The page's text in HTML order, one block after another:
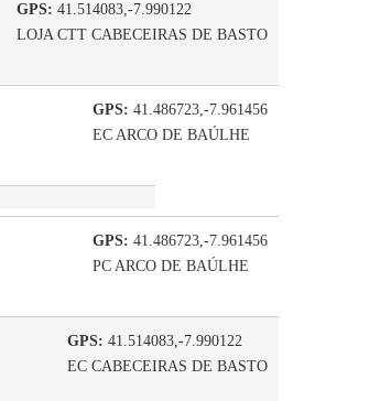
GPS: 41.514083,-7.990122
LOJA CTT CABECEIRAS DE BASTO
GPS: 41.486723,-7.961456
EC ARCO DE BAÚLHE
GPS: 41.486723,-7.961456
PC ARCO DE BAÚLHE
GPS: 41.514083,-7.990122
EC CABECEIRAS DE BASTO